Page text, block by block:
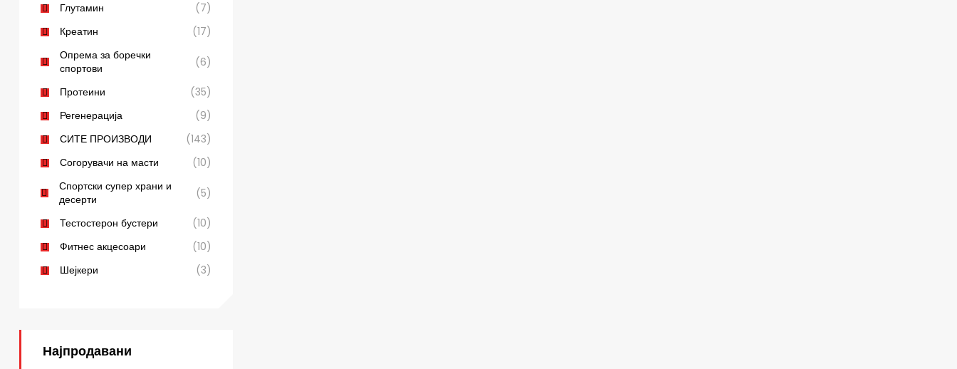
Глутамин
(7)
Креатин
(17)
Опрема за боречки
спортови
(6)
Протеини
(35)
Регенерација
(9)
СИТЕ ПРОИЗВОДИ
(143)
Согорувачи на масти
(10)
Спортски супер храни и
десерти
(5)
Тестостерон бустери
(10)
Фитнес акцесоари
(10)
Шејкери
(3)
Најпродавани